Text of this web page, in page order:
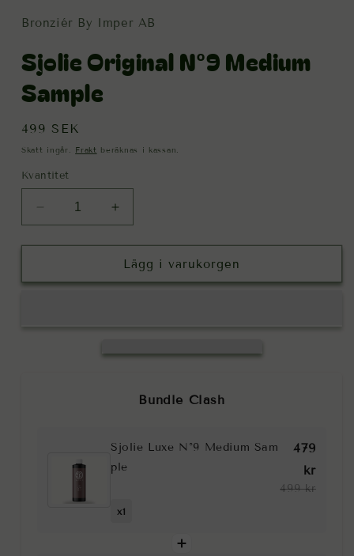
Bronziér By Imper AB
Sjolie Original N°9 Medium
Sample
Ordinarie
pris
499 SEK
Skatt ingår. Frakt beräknas i kassan.
Kvantitet
Minska
kvantitet
för
Original
Öka
kvantitet
för
Sjolie
Original
Lägg i varukorgen
Bundle Clash
Sjolie Luxe N°9 Medium Sam
ple
479
kr
499 kr
x1